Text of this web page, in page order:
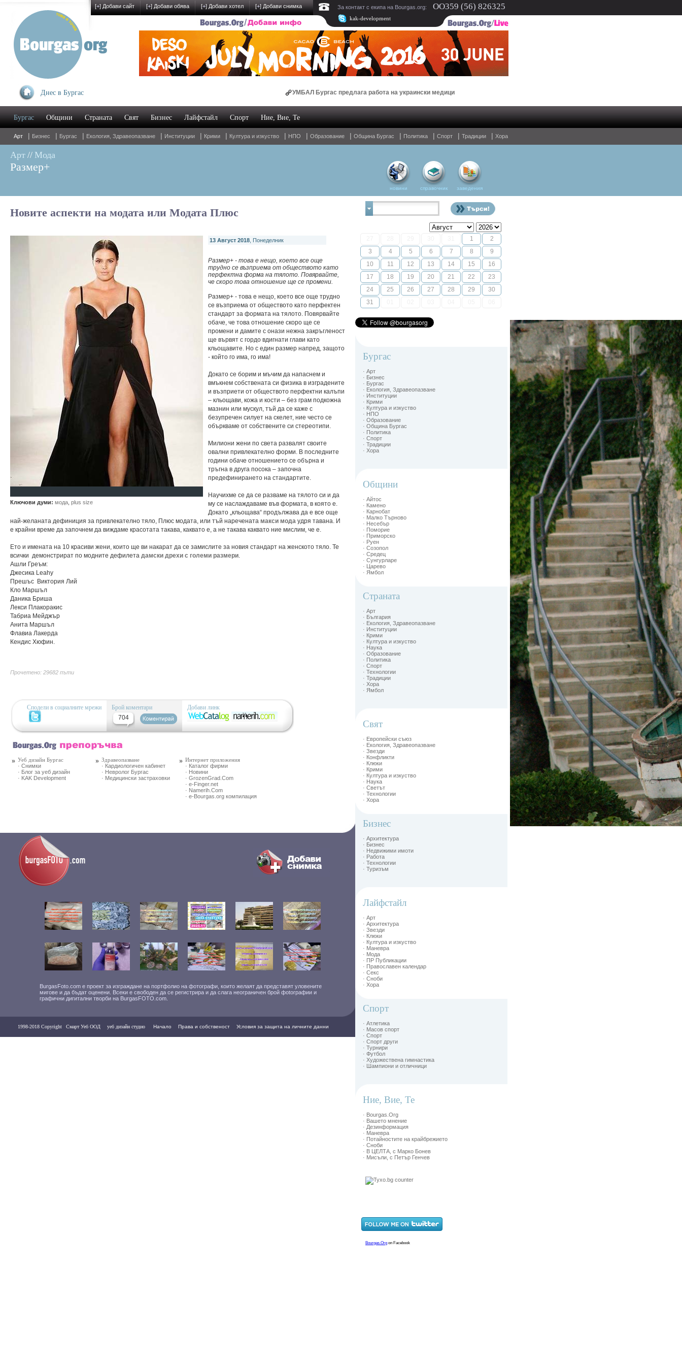
Днес в Бургас УМБАЛ Бургас предлага работа на украински медици
Oнлайн магазин за спални комплекти и домашен текстил
Бургас Общини Страната Свят Бизнес Лайфстайл Спорт Ние, Вие, Те
Арт | Бизнес | Бургас | Екология, Здравеопазване | Институции | Крими | Култура и изкуство | НПО | Образование | Община Бургас | Политика | Спорт | Традиции | Хора
Арт // Мода
Размер+
новини справочник заведения
Новите аспекти на модата или Модата Плюс
Ключови думи: мода plus size
13 Август 2018 , Понеделник
Размер+ - това е нещо, което все още
трудно се възприемa от обществото като
перфектна форма на тялото. Повярвайте,
че скоро това отношение ще се промени.
Размер+ - това е нещо, което все още трудно
се възприема от обществото като перфектен
стандарт за формата на тялото. Повярвайте
обаче, че това отношение скоро ще се
промени и дамите с онази нежна закръгленост
ще вървят с гордо вдигнати глави като
кльощавите. Но с един размер напред, защото
- който го има, го има!
Докато се борим и мъчим да напаснем и
вмъкнем собствената си физика в изградените
и възприети от обществото перфектни калъпи
– кльощави, кожа и кости – без грам подкожна
мазнин или мускул, тъй да се каже с
безупречен силует на скелет, ние често се
объркваме от собствените си стереотипи.
Милиони жени по света развалят своите
овални привлекателно форми. В последните
години обаче отношението се обърна и
тръгна в друга посока – започна
предефинирането на стандартите.
Научихме се да се разваме на тялото си и да
му се наслаждаваме във формата, в която е.
Докато „кльощава“ продължава да е все още
най-желаната дефиниция за привлекателно тяло, Плюс модата, или тъй наречената макси мода удря тавана. И
е крайни време да започнем да виждаме красотата такава, каквато е, а не такава каквато ние мислим, че е.
Ето и имената на 10 красиви жени, които ще ви накарат да се замислите за новия стандарт на женското тяло. Те
всички демонстрират по модните дефилета дамски дрехи с големи размери.
Ашли Греъм:
Джесика Leahy
Прешъс Виктория Лий
Кло Маршъл
Даника Бриша
Лекси Плакоракис
Табриа Мейджър
Анита Маршъл
Флавиа Лакерда
Кендис Хюфин.
Прочетено: 29682 пъти
Сподели в социалните мрежи
Брой коментари
704
Добави линк
Уеб дизайн Бургас
· Снимки
· Блог за уеб дизайн
· KAK Development
Здравеопазване
· Кардиологичен кабинет
· Невролог Бургас
· Медицински застраховки
Интернет приложения
· Каталог фирми
· Новини
· GrozenGrad.Com
· e-Finger.net
· Namerih.Com
· e-Bourgas.org компилация
BurgasFoto.com е проект за изграждане на портфолио на фотографи, които желаят да представят уловените
мигове и да бъдат оценени. Всеки е свободен да се регистрира и да слага неограничен брой фоtографии и
графични дигитални творби на BurgasFOTO.com.
1998-2018 Copyright Смарт Уеб ООД уеб дизайн студио Начало Права и собственост Условия за защита на личните данни
1
2
3
4 5 6 7 8
9
10
11 12 13 14 15
16
17
18 19 20 21 22
23
24
25 26 27 28 29
30
31
Бургас
· Арт
· Бизнес
· Бургас
· Екология, Здравеопазване
· Институции
· Крими
· Култура и изкуство
· НПО
· Образование
· Община Бургас
· Политика
· Спорт
· Традиции
· Хора
Общини
· Айтос
· Камено
· Карнобат
· Малко Търново
· Несебър
· Поморие
· Приморско
· Руен
· Созопол
· Средец
· Сунгурларе
· Царево
· Ямбол
Страната
· Арт
· България
· Екология, Здравеопазване
· Институции
· Крими
· Култура и изкуство
· Наука
· Образование
· Политика
· Спорт
· Технологии
· Традиции
· Хора
· Ямбол
Свят
· Европейски съюз
· Екология, Здравеопазване
· Звезди
· Конфликти
· Клюки
· Крими
· Култура и изкуство
· Наука
· Светът
· Технологии
· Хора
Бизнес
· Архитектура
· Бизнес
· Недвижими имоти
· Работа
· Технологии
· Туризъм
Лайфстайл
· Арт
· Архитектура
· Звезди
· Клюки
· Култура и изкуство
· Маневра
· Мода
· ПР Публикации
· Православен календар
· Секс
· Сноби
· Хора
Спорт
· Атлетика
· Масов спорт
· Спорт
· Спорт други
· Турнири
· Футбол
· Художествена гимнастика
· Шампиони и отличници
Ние, Вие, Те
· Bourgas.Org
· Вашето мнение
· Дезинформация
· Маневра
· Потайностите на крайбрежието
· Сноби
· В ЦЕЛТА, с Марко Бонев
· Мисъли, с Петър Генчев
[+] Добави сайт [+] Добави обява [+] Добави хотел [+] Добави снимка За контакт с екипа на Bourgas.org: OO359 (56) 826325
kak-development